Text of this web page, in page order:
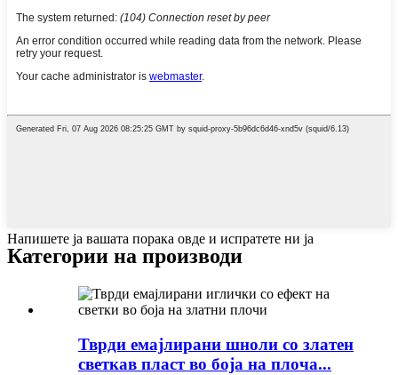
Напишете ја вашата порака овде и испратете ни ја
Категории на производи
Тврди емајлирани шноли со златен
светкав пласт во боја на плоча...